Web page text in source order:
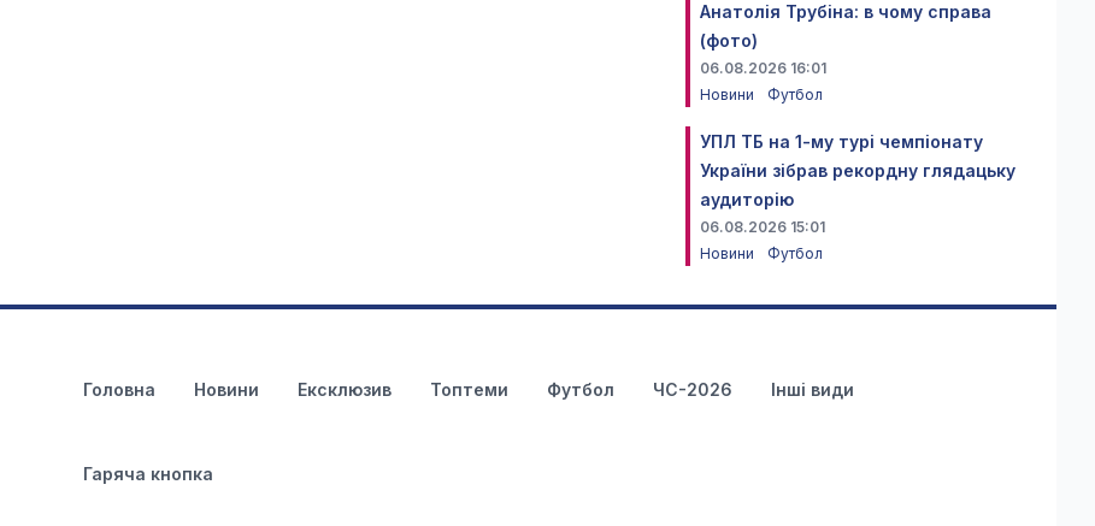
Анатолія Трубіна: в чому справа
(фото)
06.08.2026 16:01
Новини
Футбол
УПЛ ТБ на 1-му турі чемпіонату
України зібрав рекордну глядацьку
аудиторію
06.08.2026 15:01
Новини
Футбол
Головна Новини Ексклюзив Топтеми Футбол ЧС-2026 Інші види
Гаряча кнопка